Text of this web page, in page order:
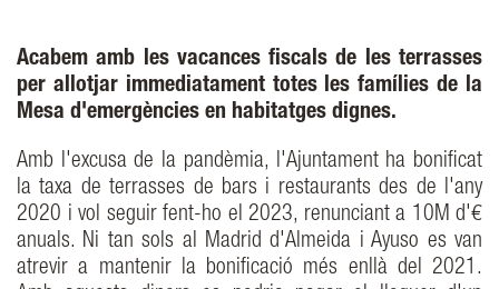
Acabem amb les vacances fiscals de les terrasses
per allotjar immediatament totes les famílies de la
Mesa d'emergències en habitatges dignes.
Amb l'excusa de la pandèmia, l'Ajuntament ha bonificat
la taxa de terrasses de bars i restaurants des de l'any
2020 i vol seguir fent-ho el 2023, renunciant a 10M d'€
anuals. Ni tan sols al Madrid d'Almeida i Ayuso es van
atrevir a mantenir la bonificació més enllà del 2021.